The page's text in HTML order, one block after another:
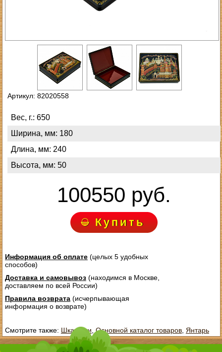
Артикул: 82020558
Вес, г.: 650
Ширина, мм: 180
Длина, мм: 240
Высота, мм: 50
100550 руб.
Купить
Информация об оплате(целых 5 удобных
способов)
Доставка и самовывоз(находимся в Москве,
доставляем по всей России)
Правила возврата(исчерпывающая
информация о возврате)
Смотрите также: Шкатулки ,Основной каталог товаров, Янтарь